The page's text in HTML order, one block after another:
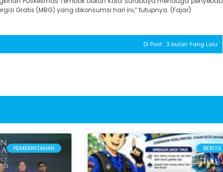
Gratis (MBG) yang dikonsumsi hari ini,” tutupnya. (Fajar)
Di Post : 3 bulan Yang Lalu
PEMERINTAHAN BERITA